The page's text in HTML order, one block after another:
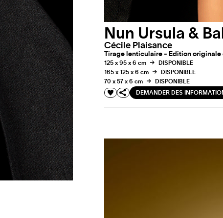
Nun Ursula &
Cécile Plaisance
Tirage lenticulaire - Edition originale
125 x 95 x 6 cm
DISPONIBLE
165 x 125 x 6 cm
DISPONIBLE
70 x 57 x 6 cm
DISPONIBLE
DEMANDER DES